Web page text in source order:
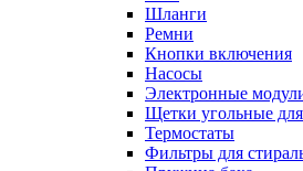
Шланги
Ремни
Кнопки включения
Насосы
Электронные
Щетки угольные
Термостаты
Фильтры для